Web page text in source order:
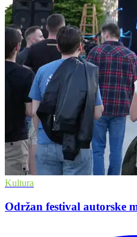
Kultura
Održan festival autorske